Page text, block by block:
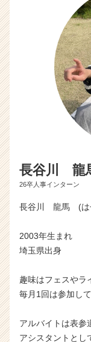
長谷川 龍
26卒人事インターン
長谷川 龍馬 (は
2003年生まれ
埼玉県出身
趣味はフェスやラ
毎月1回は参加し
アルバイトは表参
アシスタントとし